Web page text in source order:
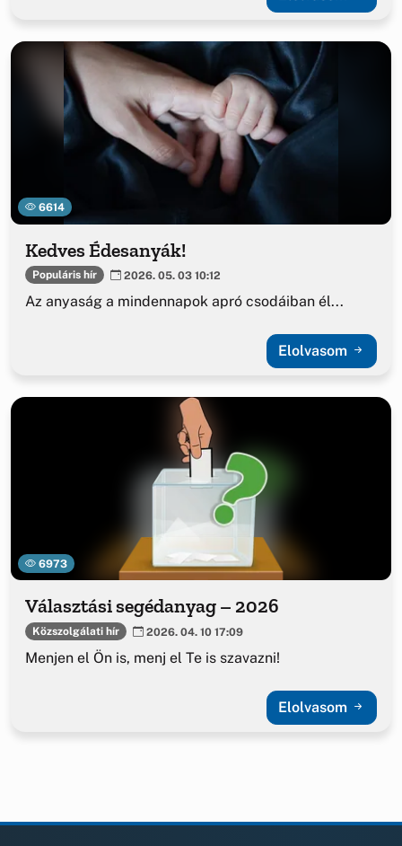
6614
Kedves Édesanyák!
Populáris hír 2026. 05. 03 10:12
Az anyaság a mindennapok apró csodáiban él...
Elolvasom
6973
Választási segédanyag – 2026
Közszolgálati hír 2026. 04. 10 17:09
Menjen el Ön is, menj el Te is szavazni!
Elolvasom